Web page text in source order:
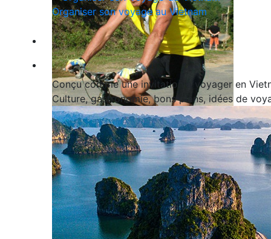
Organiser son voyage au Vietnam
Qui sommes-nous ?
Blog
Conçu comme une invitation à voyager en
Culture, gastronomie, bons plans, idées de